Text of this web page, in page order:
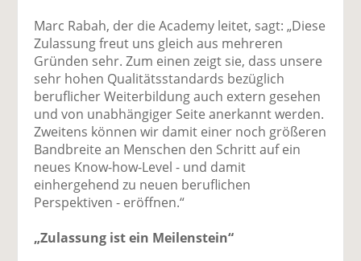
n
e
n
Marc Rabah, der die Academy leitet, sagt: „Diese
Zulassung freut uns gleich aus mehreren
Gründen sehr. Zum einen zeigt sie, dass unsere
sehr hohen Qualitätsstandards bezüglich
beruflicher Weiterbildung auch extern gesehen
und von unabhängiger Seite anerkannt werden.
Zweitens können wir damit einer noch größeren
Bandbreite an Menschen den Schritt auf ein
neues Know-how-Level - und damit
einhergehend zu neuen beruflichen
Perspektiven - eröffnen.“
„Zulassung ist ein Meilenstein“